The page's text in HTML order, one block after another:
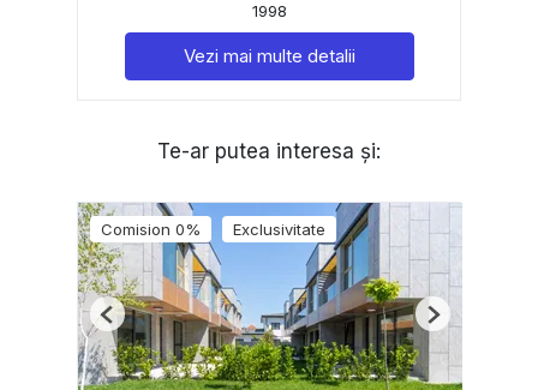
1998
Vezi mai multe detalii
Te-ar putea interesa și:
Comision 0% Exclusivitate
Previous Next